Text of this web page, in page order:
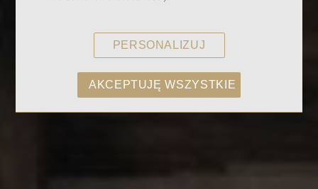
PERSONALIZUJ
AKCEPTUJĘ WSZYSTKIE